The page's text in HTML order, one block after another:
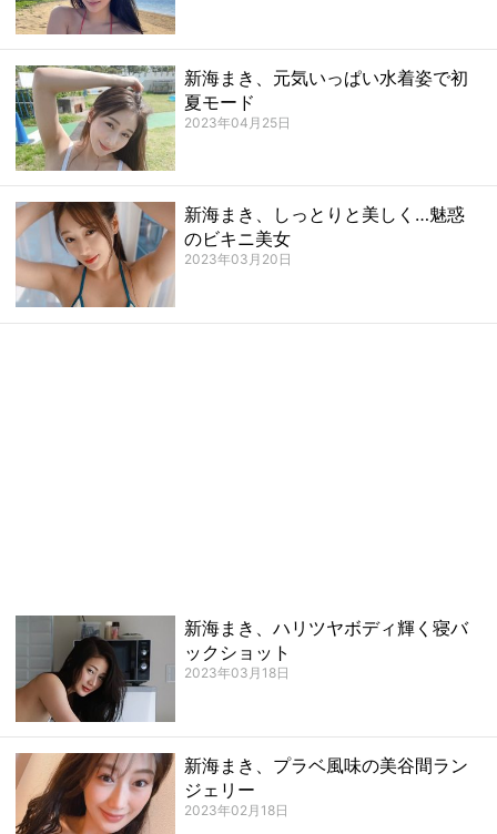
新海まき、元気いっぱい水着姿で初
夏モード
2023年04月25日
新海まき、しっとりと美しく…魅惑
のビキニ美女
2023年03月20日
新海まき、ハリツヤボディ輝く寝バ
ックショット
2023年03月18日
新海まき、プラベ風味の美谷間ラン
ジェリー
2023年02月18日